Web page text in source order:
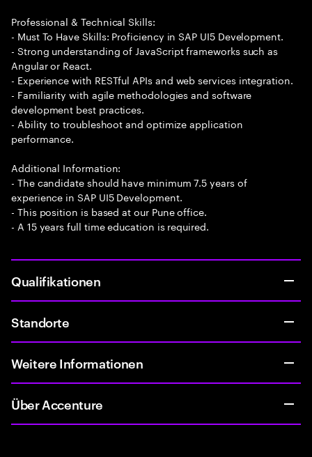
Professional & Technical Skills:
- Must To Have Skills: Proficiency in SAP UI5 Development.
- Strong understanding of JavaScript frameworks such as
Angular or React.
- Experience with RESTful APIs and web services integration.
- Familiarity with agile methodologies and software
development best practices.
- Ability to troubleshoot and optimize application
performance.
Additional Information:
- The candidate should have minimum 7.5 years of
experience in SAP UI5 Development.
- This position is based at our Pune office.
- A 15 years full time education is required.
Qualifikationen
Standorte
Weitere Informationen
Über Accenture